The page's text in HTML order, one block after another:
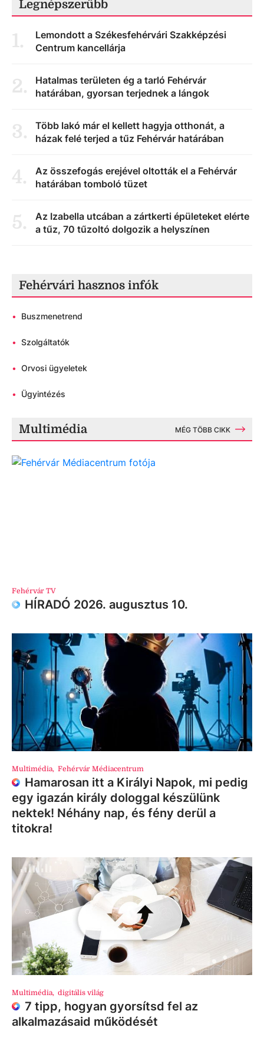
Legnépszerűbb
1.
Lemondott a Székesfehérvári Szakképzési
Centrum kancellárja
2.
Hatalmas területen ég a tarló Fehérvár
határában, gyorsan terjednek a lángok
3.
Több lakó már el kellett hagyja otthonát, a
házak felé terjed a tűz Fehérvár határában
4.
Az összefogás erejével oltották el a Fehérvár
határában tomboló tüzet
5.
Az Izabella utcában a zártkerti épületeket elérte
a tűz, 70 tűzoltó dolgozik a helyszínen
Fehérvári hasznos infók
• Buszmenetrend
• Szolgáltatók
• Orvosi ügyeletek
• Ügyintézés
Multimédia MÉG TÖBB CIKK
Fehérvár TV
HÍRADÓ 2026. augusztus 10.
Multimédia, Fehérvár Médiacentrum
Hamarosan itt a Királyi Napok, mi pedig
egy igazán király dologgal készülünk
nektek! Néhány nap, és fény derül a
titokra!
Multimédia, digitális világ
7 tipp, hogyan gyorsítsd fel az
alkalmazásaid működését